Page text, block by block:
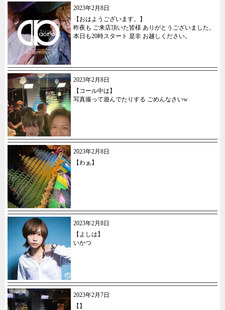
2023年2月8日
【おはようございます。】
昨夜も ご来店頂いた皆様 ありがとうございました。
本日も20時スタート 是非 お越しください。
2023年2月8日
【コール中は】
写真撮って遊んでたりする ごめんなさいw
2023年2月8日
【わぁ】
2023年2月8日
【よしは】
いかつ
2023年2月7日
【】